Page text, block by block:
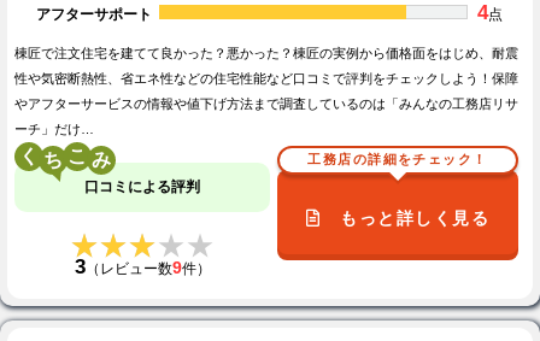
アフターサポート
4点
棟匠で注文住宅を建てて良かった？悪かった？棟匠の実例から価格面をはじめ、耐震
性や気密断熱性、省エネ性などの住宅性能など口コミで評判をチェックしよう！保障
やアフターサービスの情報や値下げ方法まで調査しているのは「みんなの工務店リサ
ーチ」だけ…
く こ
口コミによる評判
★★★★★
★★★★★
3（レビュー数9件）
工務店の詳細をチェック！
もっと詳しく見る